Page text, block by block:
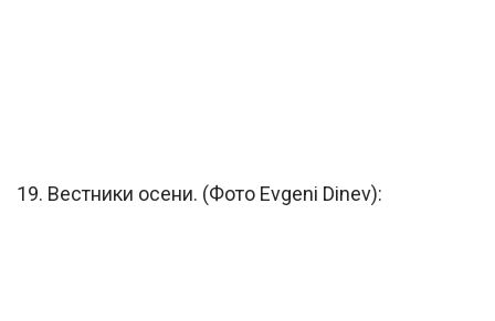
19. Вестники осени. (Фото Evgeni Dinev):